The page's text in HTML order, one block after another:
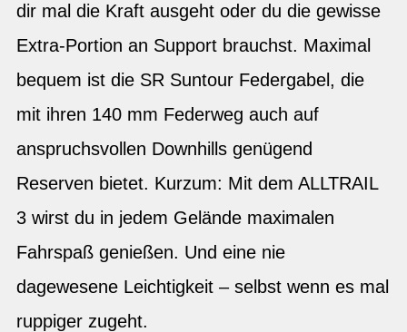
dir mal die Kraft ausgeht oder du die gewisse
Extra-Portion an Support brauchst. Maximal
bequem ist die SR Suntour Federgabel, die
mit ihren 140 mm Federweg auch auf
anspruchsvollen Downhills genügend
Reserven bietet. Kurzum: Mit dem ALLTRAIL
3 wirst du in jedem Gelände maximalen
Fahrspaß genießen. Und eine nie
dagewesene Leichtigkeit – selbst wenn es mal
ruppiger zugeht.